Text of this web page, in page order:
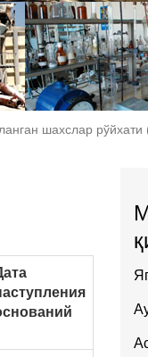
шахслар рўйхати